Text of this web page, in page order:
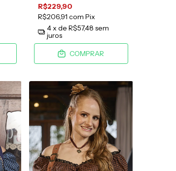
R$229,90
R$206,91 com Pix
4x de R$57,48 sem
juros
COMPRAR